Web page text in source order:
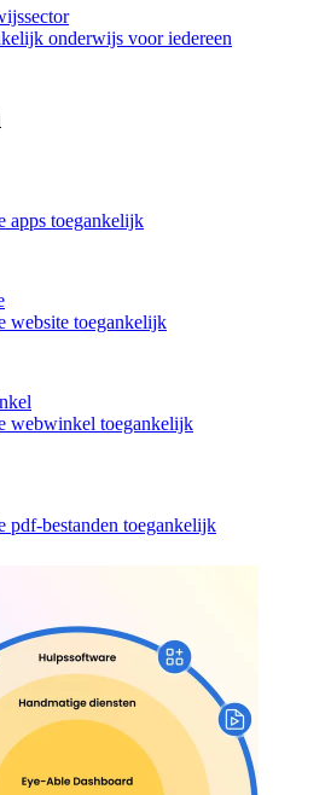
onderwijs voor iedereen
apps toegankelijk
website toegankelijk
webwinkel toegankelijk
pdf-bestanden toegankelijk